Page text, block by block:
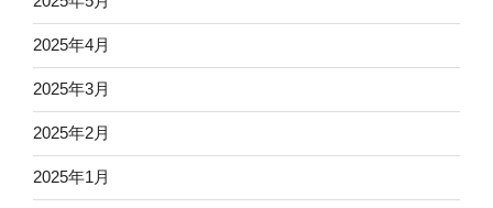
2025年4月
2025年3月
2025年2月
2025年1月